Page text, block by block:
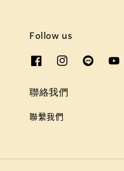
Follow us
聯絡我們
聯繫我們